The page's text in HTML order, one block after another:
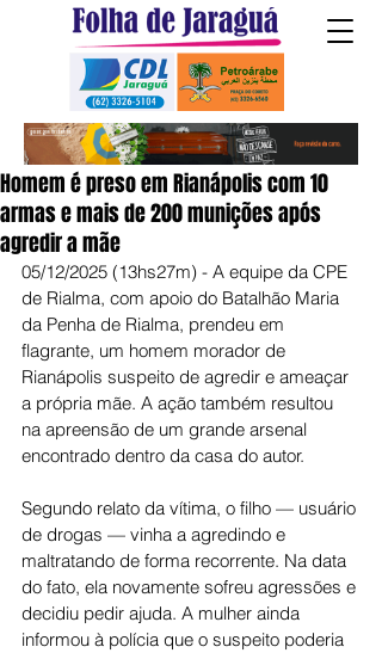
Homem é preso em Rianápolis com 10
armas e mais de 200 munições após
agredir a mãe
05/12/2025 (13hs27m) - A equipe da CPE
de Rialma, com apoio do Batalhão Maria
da Penha de Rialma, prendeu em
flagrante, um homem morador de
Rianápolis suspeito de agredir e ameaçar
a própria mãe. A ação também resultou
na apreensão de um grande arsenal
encontrado dentro da casa do autor.
Segundo relato da vítima, o filho — usuário
de drogas — vinha a agredindo e
maltratando de forma recorrente. Na data
do fato, ela novamente sofreu agressões e
decidiu pedir ajuda. A mulher ainda
informou à polícia que o suspeito poderia